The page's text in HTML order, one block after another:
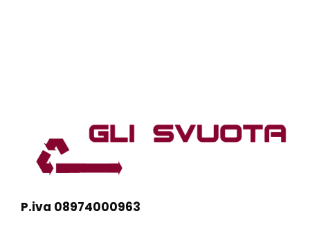
P.iva 08974000963